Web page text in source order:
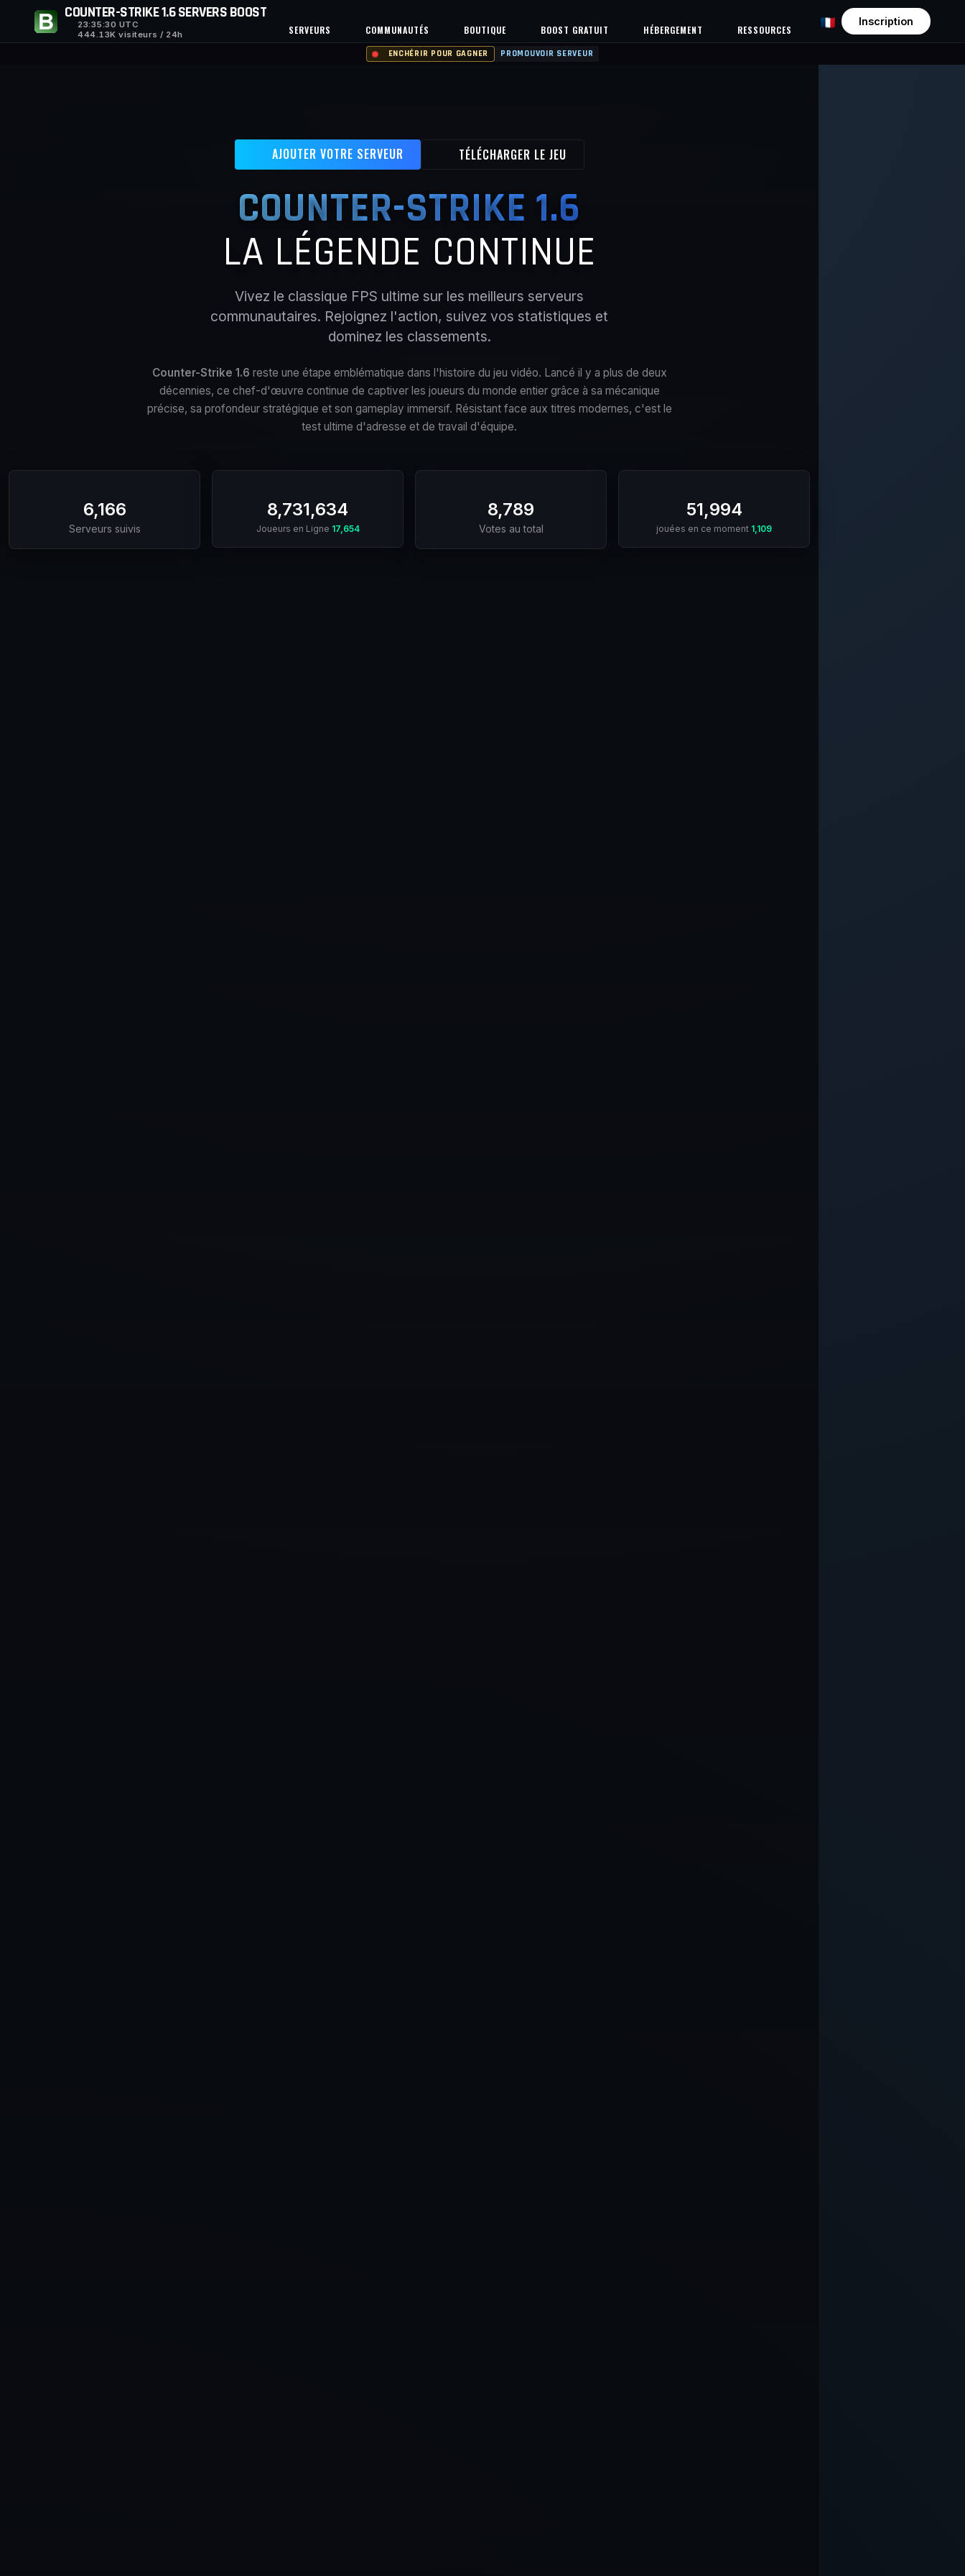
COUNTER-STRIKE 1.6 SERVERS BOOST
23:35:31 UTC
444.13K visiteurs / 24h
SERVEURS COMMUNAUTÉS BOUTIQUE BOOST GRATUIT HÉBERGEMENT RESSOURCES
Inscription
ENCHÉRIR POUR GAGNER PROMOUVOIR SERVEUR
AJOUTER VOTRE SERVEUR TÉLÉCHARGER LE JEU
COUNTER-STRIKE 1.6
LA LÉGENDE CONTINUE
Vivez le classique FPS ultime sur les meilleurs serveurs
communautaires. Rejoignez l'action, suivez vos statistiques et
dominez les classements.
Counter-Strike 1.6 reste une étape emblématique dans l'histoire du jeu vidéo. Lancé il y a plus de deux
décennies, ce chef-d'œuvre continue de captiver les joueurs du monde entier grâce à sa mécanique
précise, sa profondeur stratégique et son gameplay immersif. Résistant face aux titres modernes, c'est le
test ultime d'adresse et de travail d'équipe.
6,166
Serveurs suivis
8,731,634
Joueurs en Ligne 17,654
8,789
Votes au total
51,994
jouées en ce moment 1,109